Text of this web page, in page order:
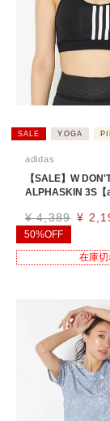
SALE YOGA
adidas
【SALE】W
ALPHASKIN 3S【
¥ 4,389 ¥
50%OFF
在庫切